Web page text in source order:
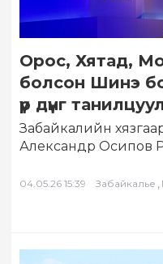
Орос, Хятад,
болсон Шинэ
үр дүнг
Забайкалийн
Александр Осипов
байгуулагдсан
04.05.26 15:39 Забайкалье ,